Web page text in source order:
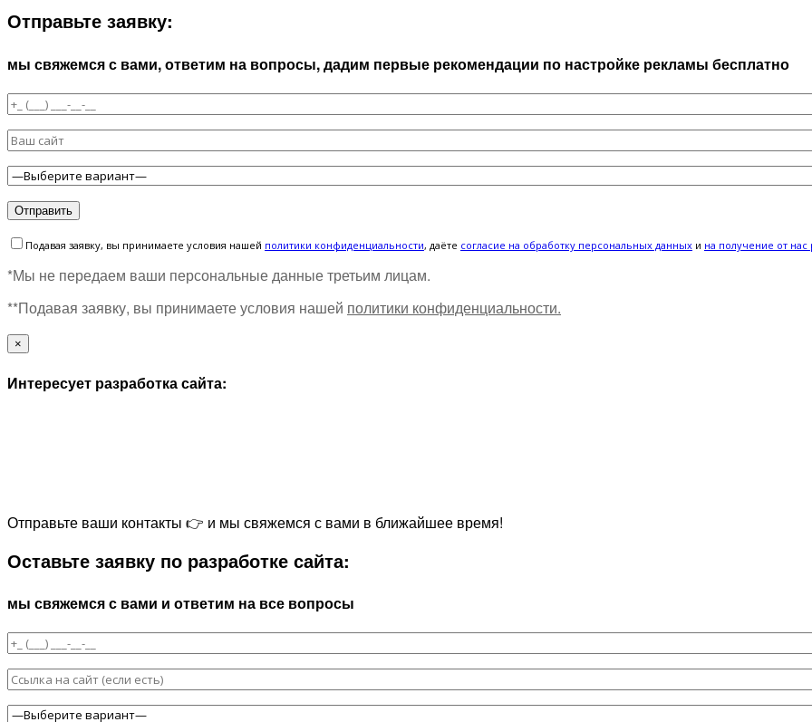
Отправьте заявку:
мы свяжемся с вами, ответим на вопросы, дадим первые рекомендации по настройке рекламы бесплатно
Подавая заявку, вы принимаете условия нашей политики конфиденциальности, даёте cогласие на обработку персональных данных и на получение от нас
*Мы не передаем ваши персональные данные третьим лицам.
**Подавая заявку, вы принимаете условия нашей политики конфиденциальности.
×
Интересует разработка сайта:
Отправьте ваши контакты 👉 и мы свяжемся с вами в ближайшее время!
Оставьте заявку по разработке сайта:
мы свяжемся с вами и ответим на все вопросы